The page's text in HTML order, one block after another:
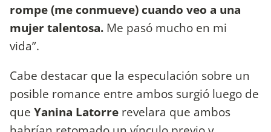
rompe (me conmueve) cuando veo a una
mujer talentosa. Me pasó mucho en mi
vida”.
Cabe destacar que la especulación sobre un
posible romance entre ambos surgió luego de
que Yanina Latorre revelara que ambos